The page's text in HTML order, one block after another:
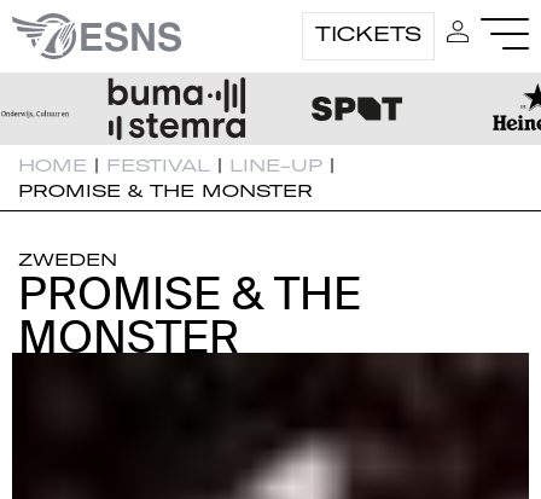
TICKETS
HOME | FESTIVAL | LINE-UP |
PROMISE & THE MONSTER
ZWEDEN
PROMISE & THE
PROMISE & THE
MONSTER
MONSTER